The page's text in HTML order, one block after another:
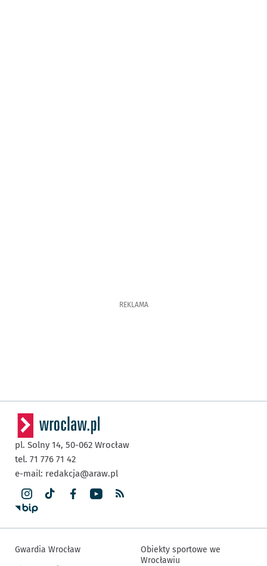
REKLAMA
pl. Solny 14, 50-062 Wrocław
tel. 71 776 71 42
e-mail: redakcja@araw.pl
Gwardia Wrocław
Obiekty sportowe we
Wrocławiu